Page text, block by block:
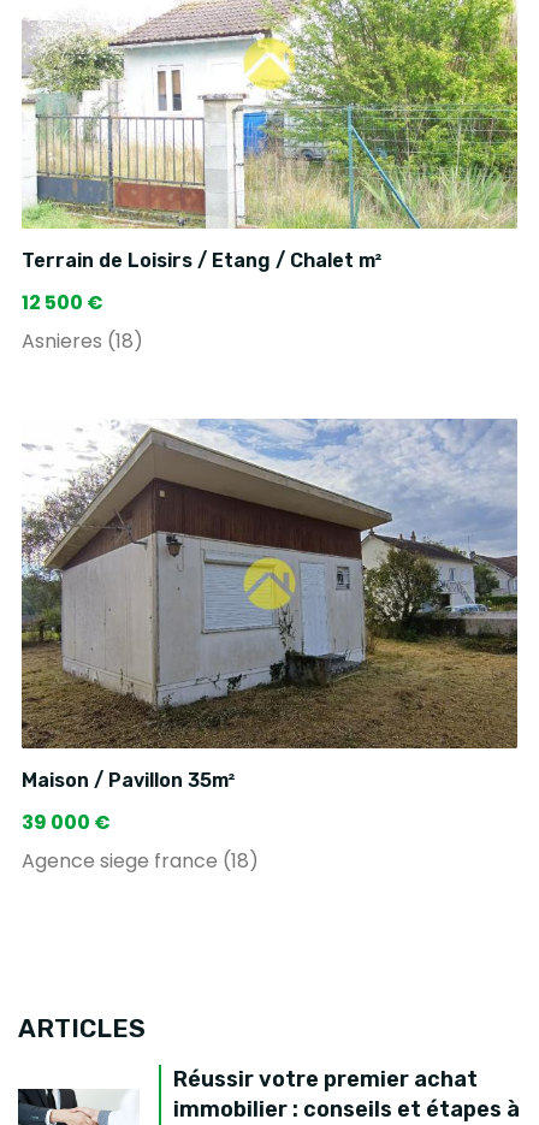
Terrain de Loisirs / Etang / Chalet m²
12 500 €
Asnieres (18)
Maison / Pavillon 35m²
39 000 €
Agence siege france (18)
ARTICLES
Réussir votre premier achat
immobilier : conseils et étapes à